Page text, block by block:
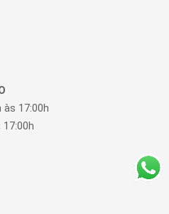
às 17:00h
17:00h